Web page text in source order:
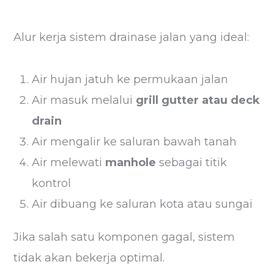
Alur kerja sistem drainase jalan yang ideal:
Air hujan jatuh ke permukaan jalan
Air masuk melalui grill gutter atau deck
drain
Air mengalir ke saluran bawah tanah
Air melewati manhole sebagai titik
kontrol
Air dibuang ke saluran kota atau sungai
Jika salah satu komponen gagal, sistem
tidak akan bekerja optimal.